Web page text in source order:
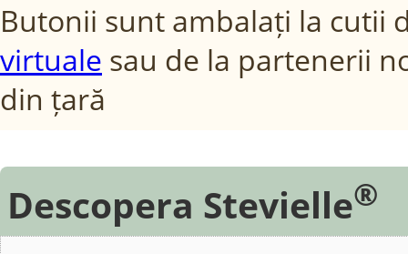
Butonii sunt ambalați la cutii
virtuale sau de la partenerii
din țară
Descopera Stevielle®